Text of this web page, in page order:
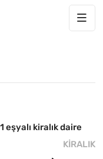
eşyalı kiralık daire
KIRALIK